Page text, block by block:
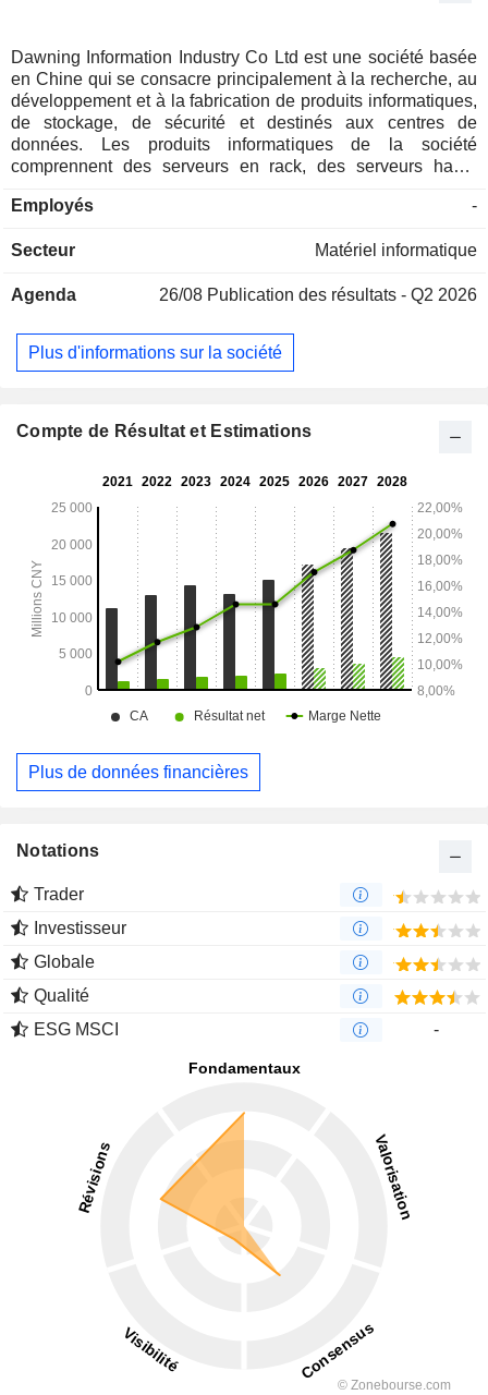
Dawning Information Industry Co Ltd est une société basée
en Chine qui se consacre principalement à la recherche, au
développement et à la fabrication de produits informatiques,
de stockage, de sécurité et destinés aux centres de
données. Les produits informatiques de la société
comprennent des serveurs en rack, des serveurs haute
hyperconvergées et d’autres produits. Les produits de
distribué ParaStor et la gamme de stockage centralisé 100
réseau de la société comprennent des produits et solutions
l'analyse du trafic, les plateformes de sécurité réseau et les
solutions pour l'industrie intelligente. Les services de cloud
également des solutions thermiques pour centres de
stack). La société exerce principalement ses activités sur le
marché national.
Employés -
Secteur Matériel informatique
Agenda 26/08 Publication des résultats - Q2 2026
Plus d'informations sur la société
Compte de Résultat et Estimations
Plus de données financières
Notations
Trader
Investisseur
Globale
Qualité
ESG MSCI
-